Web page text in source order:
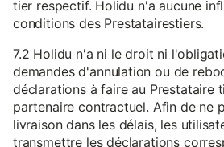
tier respectif. Holidu n'a aucune
conditions des Prestatairestiers.
7.2 Holidu n'a ni le droit ni
demandes d'annulation ou de
déclarations à faire au Prestataire
partenaire contractuel. Afin de ne
livraison dans les délais, les
transmettre les déclarations